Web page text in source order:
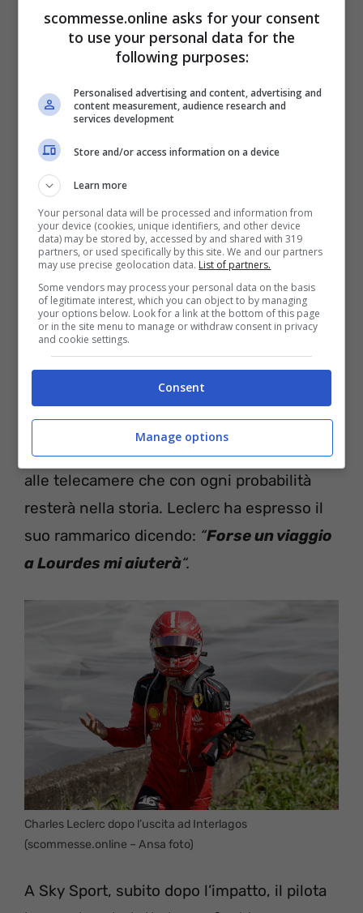
Leclerc è andato a muro nel giro di
ricognizione, rompendo la sua Ferrari.
Non credeva ai suoi occhi il pilota della
Rossa, che sembrerebbe non aver
commesso errori in manovra. Qualcosa,
sembra, non andava nella sua macchina
che non gli ha consentito di sterzare
quando doveva. Risultato? Una frase detta
alle telecamere che con ogni probabilità
resterà nella storia. Leclerc ha espresso il
suo rammarico dicendo: “Forse un viaggio
a Lourdes mi aiuterà“.
Charles Leclerc dopo l’uscita ad Interlagos
(scommesse.online – Ansa foto)
A Sky Sport, subito dopo l’impatto, il pilota
scommesse.online asks for your consent
to use your personal data for the
following purposes:
Personalised advertising and content, advertising and
content measurement, audience research and
services development
Store and/or access information on a device
Learn more
Your personal data will be processed and information from
your device (cookies, unique identifiers, and other device
data) may be stored by, accessed by and shared with 319
partners, or used specifically by this site. We and our partners
may use precise geolocation data. List of partners.
Some vendors may process your personal data on the basis
of legitimate interest, which you can object to by managing
your options below. Look for a link at the bottom of this page
or in the site menu to manage or withdraw consent in privacy
and cookie settings.
Consent
Manage options